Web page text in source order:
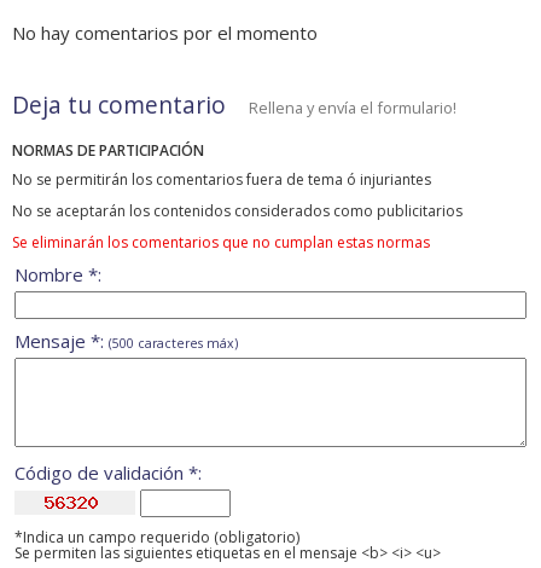
No hay comentarios por el momento
Deja tu comentario Rellena y envía el formulario!
NORMAS DE PARTICIPACIÓN
No se permitirán los comentarios fuera de tema ó injuriantes
No se aceptarán los contenidos considerados como publicitarios
Se eliminarán los comentarios que no cumplan estas normas
Nombre *:
Mensaje *: (500 caracteres máx)
Código de validación *:
*Indica un campo requerido (obligatorio)
Se permiten las siguientes etiquetas en el mensaje <b> <i> <u>